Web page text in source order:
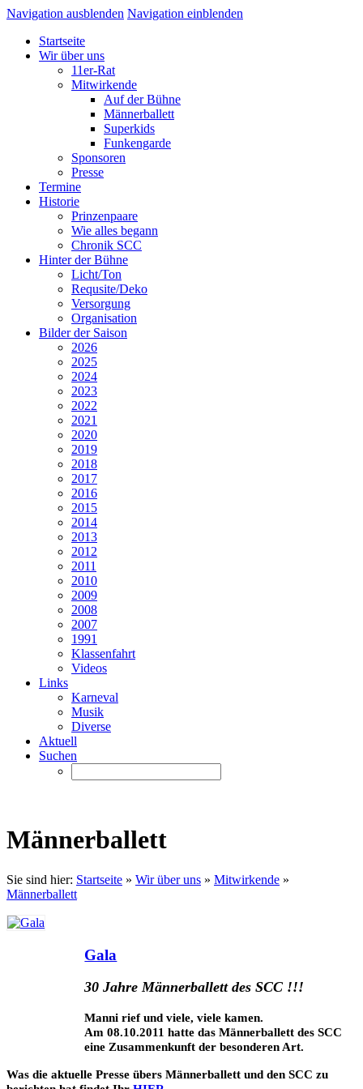
Navigation ausblenden Navigation einblenden
Startseite
Wir über uns
11er-Rat
Mitwirkende
Auf der Bühne
Männerballett
Superkids
Funkengarde
Sponsoren
Presse
Termine
Historie
Prinzenpaare
Wie alles begann
Chronik SCC
Hinter der Bühne
Licht/Ton
Requsite/Deko
Versorgung
Organisation
Bilder der Saison
2026
2025
2024
2023
2022
2021
2020
2019
2018
2017
2016
2015
2014
2013
2012
2011
2010
2009
2008
2007
1991
Klassenfahrt
Videos
Links
Karneval
Musik
Diverse
Aktuell
Suchen
Männerballett
Sie sind hier: Startseite » Wir über uns » Mitwirkende »
Männerballett
Gala
30 Jahre Männerballett des SCC !!!
Manni rief und viele, viele kamen.
Am 08.10.2011 hatte das Männerballett des SCC
eine Zusammenkunft der besonderen Art.
Was die aktuelle Presse übers Männerballett und den SCC zu